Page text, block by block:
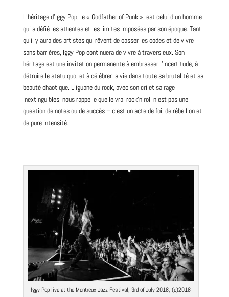
L’héritage d’Iggy Pop, le « Godfather of Punk », est celui d’un homme
qui a défié les attentes et les limites imposées par son époque. Tant
qu’il y aura des artistes qui rêvent de casser les codes et de vivre
sans barrières, Iggy Pop continuera de vivre à travers eux. Son
héritage est une invitation permanente à embrasser l’incertitude, à
détruire le statu quo, et à célébrer la vie dans toute sa brutalité et sa
beauté chaotique. L’iguane du rock, avec son cri et sa rage
inextinguibles, nous rappelle que le vrai rock’n’roll n’est pas une
question de notes ou de succès – c’est un acte de foi, de rébellion et
de pure intensité.
Iggy Pop live at the Montreux Jazz Festival, 3rd of July 2018, (c)2018